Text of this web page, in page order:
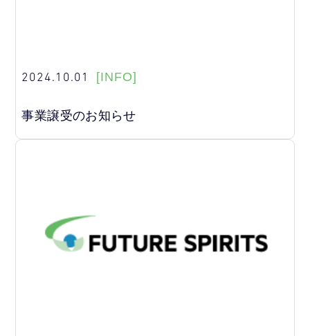
2024.10.01 [INFO]
事業譲受のお知らせ